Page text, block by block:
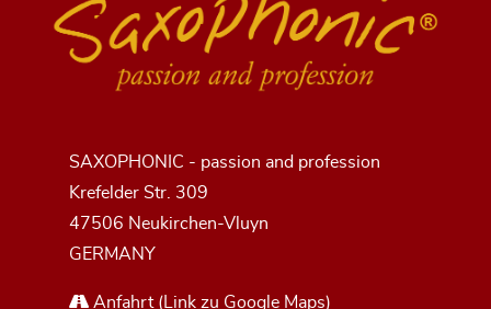
SAXOPHONIC - passion and profession
Krefelder Str. 309
47506 Neukirchen-Vluyn
GERMANY
Anfahrt(Link zu Google Maps)